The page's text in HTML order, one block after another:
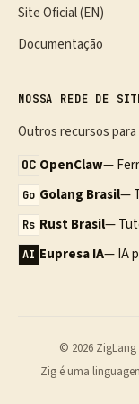
Site Oficial (EN)
Documentação
NOSSA REDE DE
Outros recursos
OC OpenClaw—
Go Golang Brasil—
Rs Rust Brasil—
AI Eupresa IA— IA
© 2026
Zig é uma